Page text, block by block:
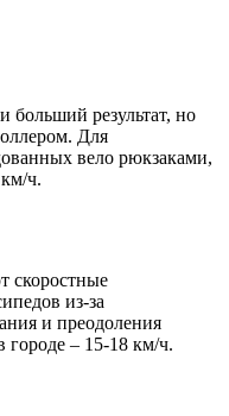
больший результат, но
Для
вело рюкзаками,
ч.
скоростные
из-за
и преодоления
городе – 15-18 км/ч.